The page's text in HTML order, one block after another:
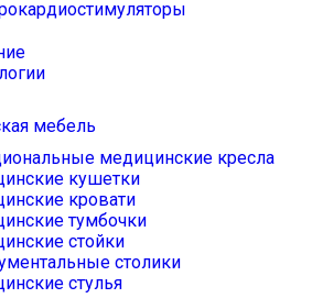
мебель
медицинские кресла
кушетки
кровати
тумбочки
стойки
столики
стулья